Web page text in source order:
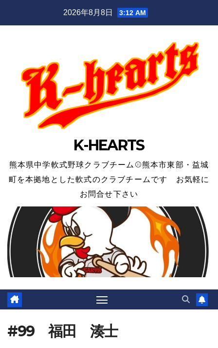
2026年8月8日 3:12 AM
K-HEARTS
熊本県中学軟式野球クラブチーム⚾熊本市東部・益城
町を本拠地とした軟式のクラブチームです お気軽に
お問合せ下さい
#99 福田 湊士